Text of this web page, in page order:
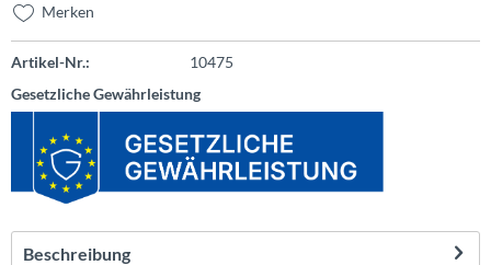
Merken
Artikel-Nr.:
10475
Gesetzliche Gewährleistung
Beschreibung